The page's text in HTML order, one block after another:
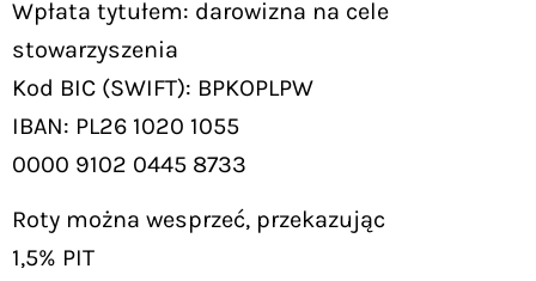
Wpłata tytułem: darowizna na cele
stowarzyszenia
Kod BIC (SWIFT): BPKOPLPW
IBAN: PL26 1020 1055
0000 9102 0445 8733
Roty można wesprzeć, przekazując
1,5% PIT